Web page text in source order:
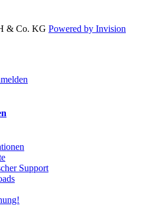
& Co. KG Powered by Invision
Support